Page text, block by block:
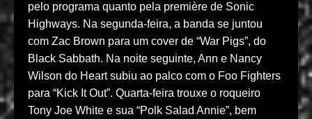
pelo programa quanto pela première de Sonic
Highways. Na segunda-feira, a banda se juntou
com Zac Brown para um cover de “War Pigs”, do
Black Sabbath. Na noite seguinte, Ann e Nancy
Wilson do Heart subiu ao palco com o Foo Fighters
para “Kick It Out”. Quarta-feira trouxe o roqueiro
Tony Joe White e sua “Polk Salad Annie”, bem